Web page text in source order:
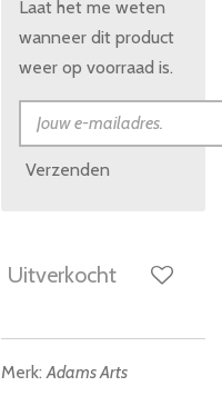
Laat het me weten
wanneer dit product
weer op voorraad is.
Verzenden
Uitverkocht
Merk:Adams Arts